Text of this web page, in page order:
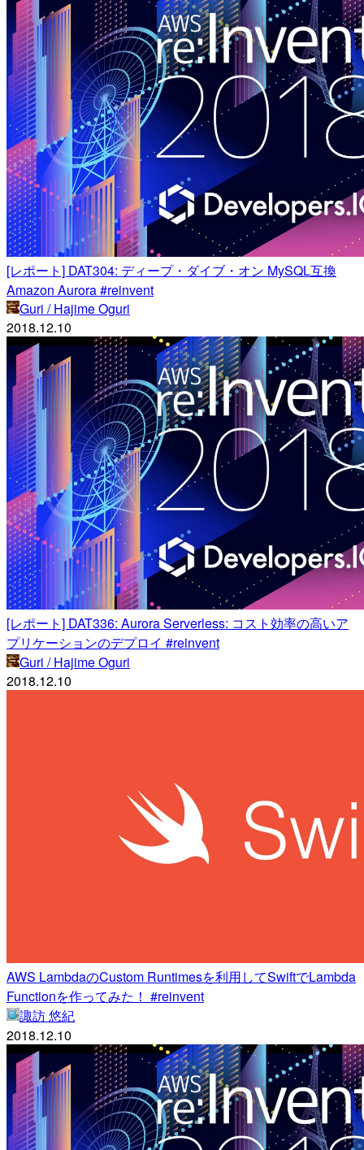
[レポート] DAT304: ディープ・ダイブ・オン MySQL互換
Amazon Aurora #reinvent
Guri / Hajime Oguri
2018.12.10
[レポート] DAT336: Aurora Serverless: コスト効率の高いア
プリケーションのデプロイ #reinvent
Guri / Hajime Oguri
2018.12.10
AWS LambdaのCustom Runtimesを利用してSwiftでLambda
Functionを作ってみた！ #reinvent
諏訪 悠紀
2018.12.10